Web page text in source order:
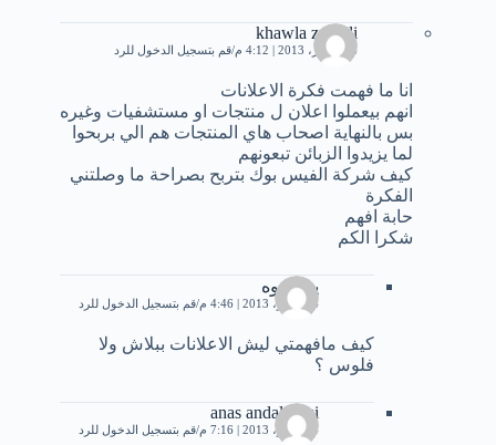
khawla zukaili
26 أكتوبر، 2013 | 4:12 م قم بتسجيل الدخول للرد
انا ما فهمت فكرة الاعلانات
انهم بيعملوا اعلان ل منتجات او مستشفيات وغيره
بس بالنهاية اصحاب هاي المنتجات هم الي بربحوا
لما يزيدوا الزبائن تبعونهم
كيف شركة الفيس بوك بتربح بصراحة ما وصلتني
الفكرة
حابة افهم
شكرا الكم
يوووووه
4 نوفمبر، 2013 | 4:46 م قم بتسجيل الدخول للرد
كيف مافهمتي ليش الاعلانات ببلاش ولا
فلوس ؟
anas andaloussi
4 نوفمبر، 2013 | 7:16 م قم بتسجيل الدخول للرد